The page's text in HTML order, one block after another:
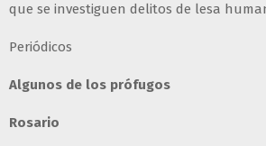
que se investiguen delitos de lesa
Periódicos
Algunos de los prófugos
Rosario